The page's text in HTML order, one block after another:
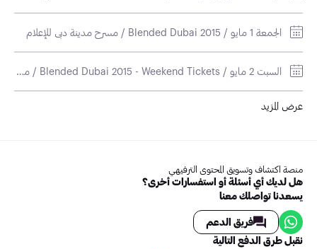
الجمعة 1 مايو / Blended Dubai 2015 / مسرح مدينة دبي للإعلام
السبت 2 مايو / Blended Dubai 2015 - Weekend Tickets / مسرح مدينة دبي للإعلام
عرض المزيد
منصة اكتشاف وتسويق المحتوى الترفيهي
هل لديك أي أسئلة أو استفسارات أخرى؟
يسعدنا تواصلك معنا
فريق الدعم
نقبل طرق الدفع التالية